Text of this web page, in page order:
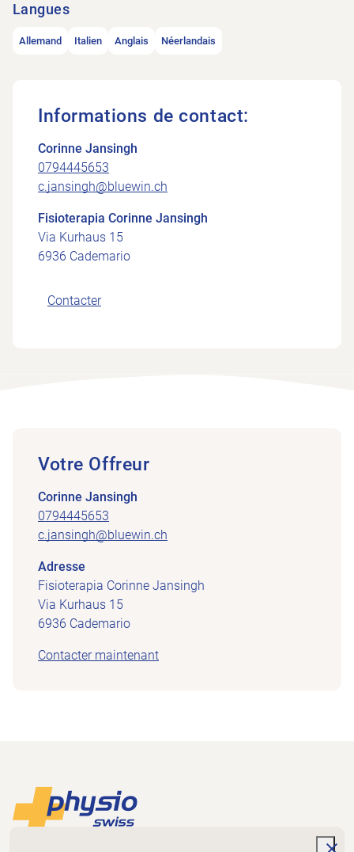
Langues
Allemand Italien Anglais Néerlandais
Informations de contact:
Corinne Jansingh
0794445653
c.jansingh@bluewin.ch
Fisioterapia Corinne Jansingh
Via Kurhaus 15
6936 Cademario
Contacter
Votre Offreur
Corinne Jansingh
0794445653
c.jansingh@bluewin.ch
Adresse
Fisioterapia Corinne Jansingh
Via Kurhaus 15
6936 Cademario
Contacter maintenant
Footer